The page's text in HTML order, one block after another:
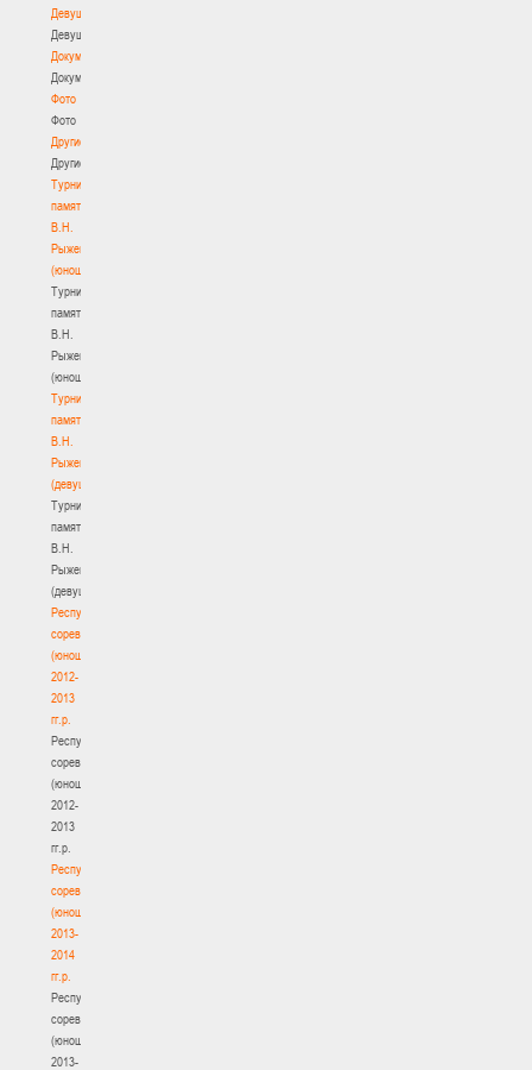
Девушки
Девушки
Документы
Документы
Фото
Фото
Другие
Другие
Турнир
памяти
В.Н.
Рыженкова
(юноши)
Турнир
памяти
В.Н.
Рыженкова
(юноши)
Турнир
памяти
В.Н.
Рыженкова
(девушки)
Турнир
памяти
В.Н.
Рыженкова
(девушки)
Республиканские
соревнования
(юноши)
2012-
2013
гг.р.
Республиканские
соревнования
(юноши)
2012-
2013
гг.р.
Республиканские
соревнования
(юноши)
2013-
2014
гг.р.
Республиканские
соревнования
(юноши)
2013-